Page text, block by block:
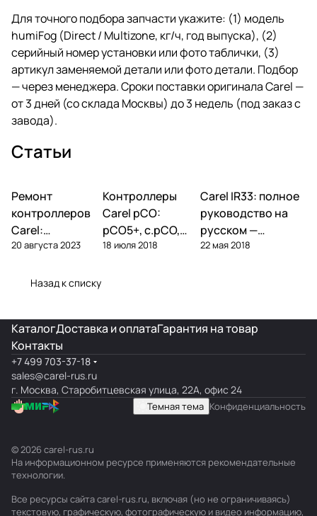
Для точного подбора запчасти укажите: (1) модель
humiFog (Direct / Multizone, кг/ч, год выпуска), (2)
серийный номер установки или фото таблички, (3)
артикул заменяемой детали или фото детали. Подбор
— черезменеджера. Сроки поставки оригинала Carel —
от 3 дней (со склада Москвы) до 3 недель (под заказ с
завода).
Статьи
Автоматика и
контроллеры
Ремонт
контроллеров
Carel:
диагностика
поломок и
20 августа 2023
Автоматика и
контроллеры
Контроллеры
Carel pCO:
pCO5+, c.pCO,
pCO mini —
18 июля 2018
Автоматика и
контроллеры
Carel IR33: полное
руководство на
русском —
параметры,
22 мая 2018
Назад к списку
КаталогДоставка и оплатаГарантия на товар
Контакты
+7 499 703-37-18
sales@carel-rus.ru
г. Москва, Старобитцевская улица, 22А, офис 24
Темная тема Конфиденциальность
© 2026 carel-rus.ru
На информационном ресурсе применяются рекомендательные
технологии.
Все ресурсы сайта carel-rus.ru, включая (но не ограничиваясь)
текстовую, графическую, фотографическую и видео информацию,